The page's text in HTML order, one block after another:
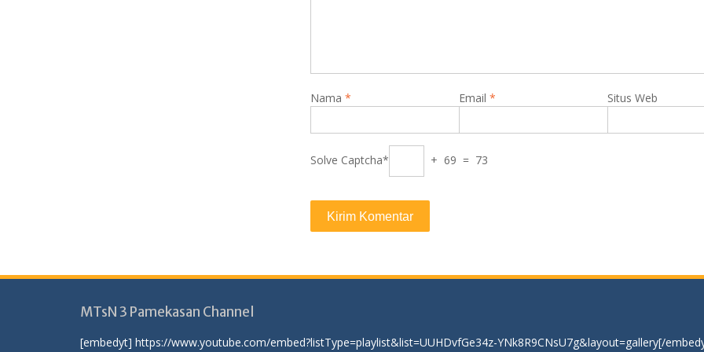
Nama * Email * Situs Web
Solve Captcha* + 69 = 73
MTsN 3 Pamekasan Channel
[embedyt] https://www.youtube.com/embed?listType=playlist&list=UUHDvfGe34z-YNk8R9CNsU7g&layout=gallery[/